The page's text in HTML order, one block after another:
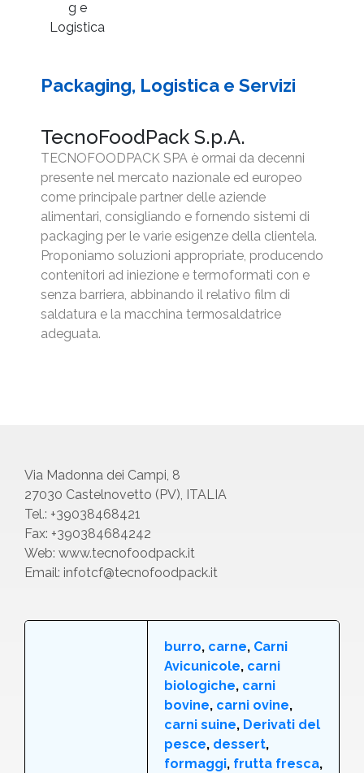
Packaging, Logistica e Servizi
TecnoFoodPack S.p.A.
TECNOFOODPACK SPA è ormai da decenni
presente nel mercato nazionale ed europeo
come principale partner delle aziende
alimentari, consigliando e fornendo sistemi di
packaging per le varie esigenze della clientela.
Proponiamo soluzioni appropriate, producendo
contenitori ad iniezione e termoformati con e
senza barriera, abbinando il relativo film di
saldatura e la macchina termosaldatrice
adeguata.
Via Madonna dei Campi, 8
27030 Castelnovetto (PV), ITALIA
Tel.: +39038468421
Fax: +390384684242
Web: www.tecnofoodpack.it
Email: infotcf@tecnofoodpack.it
burro, carne, Carni
Avicunicole, carni
biologiche, carni
bovine, carni ovine,
carni suine, Derivati del
pesce, dessert,
formaggi, frutta fresca,